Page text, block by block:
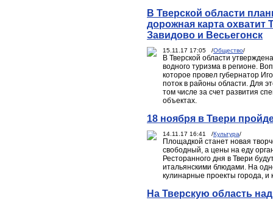
В Тверской области
дорожная карта охватит
Завидово и Весьегонск
15.11.17 17:05 /Общество/
В Тверской области
водного туризма в регионе.
которое провел губернатор
поток в районы области. Для
том числе за счет развития
объектах.
18 ноября в Твери
14.11.17 16:41 /Культура/
Площадкой станет новая
свободный, а цены на еду
Ресторанного дня в Твери
итальянскими блюдами. На
кулинарные проекты города,
На Тверскую область